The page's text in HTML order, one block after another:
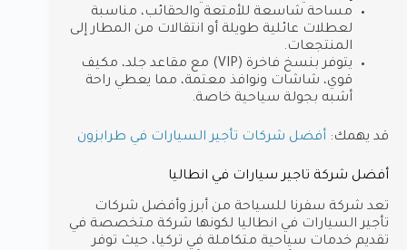
مساحة شاسعة للأمتعة والحقائب، مناسبة
لعطلات عائلية طويلة أو انتقالات من المطار إلى
المنتجعات.
يتوفر بنسخ فاخرة (VIP) مع مقاعد جلد، مكيف
قوي، شاشات ونوافذ معتمة، مما يعطي راحة
أشبه بجولة سياحية خاصة.
قد يهمك: أفضل شركات تأجير السيارات في طرابزون
أفضل شركة تاجير سيارات في انطاليا
تعد شركة سفرنا للسياحة من أبرز وأفضل شركات
تأجير السيارات في انطاليا لكونها شركة متخصصة في
تقديم خدمات سياحية متكاملة في تركيا، حيث توفر